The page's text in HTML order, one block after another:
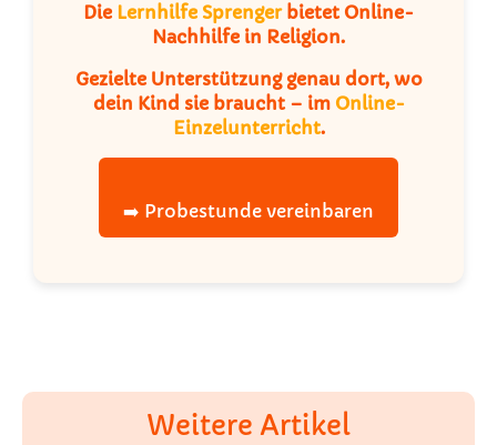
Die Lernhilfe Sprengerbietet Online-
Nachhilfe in Religion.
Gezielte Unterstützung genau dort, wo
dein Kind sie braucht – im Online-
Einzelunterricht.
➡️ Probestunde vereinbaren
Weitere Artikel